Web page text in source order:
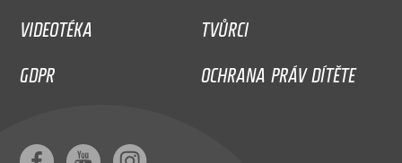
VIDEOTÉKA
TVŮRCI
GDPR
OCHRANA PRÁV DÍTĚTE